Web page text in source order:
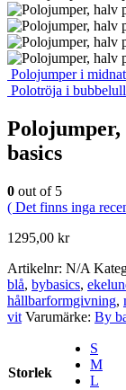
Polojumper i
Polotröja i
basics
0 out of 5
( Det finns inga
1295,00 kr
Artikelnr: N/A
blå, bybasics,
hållbarformgivning,
vit Varumärke: By
Storlek
S
M
L